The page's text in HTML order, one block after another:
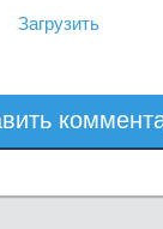
Загрузить